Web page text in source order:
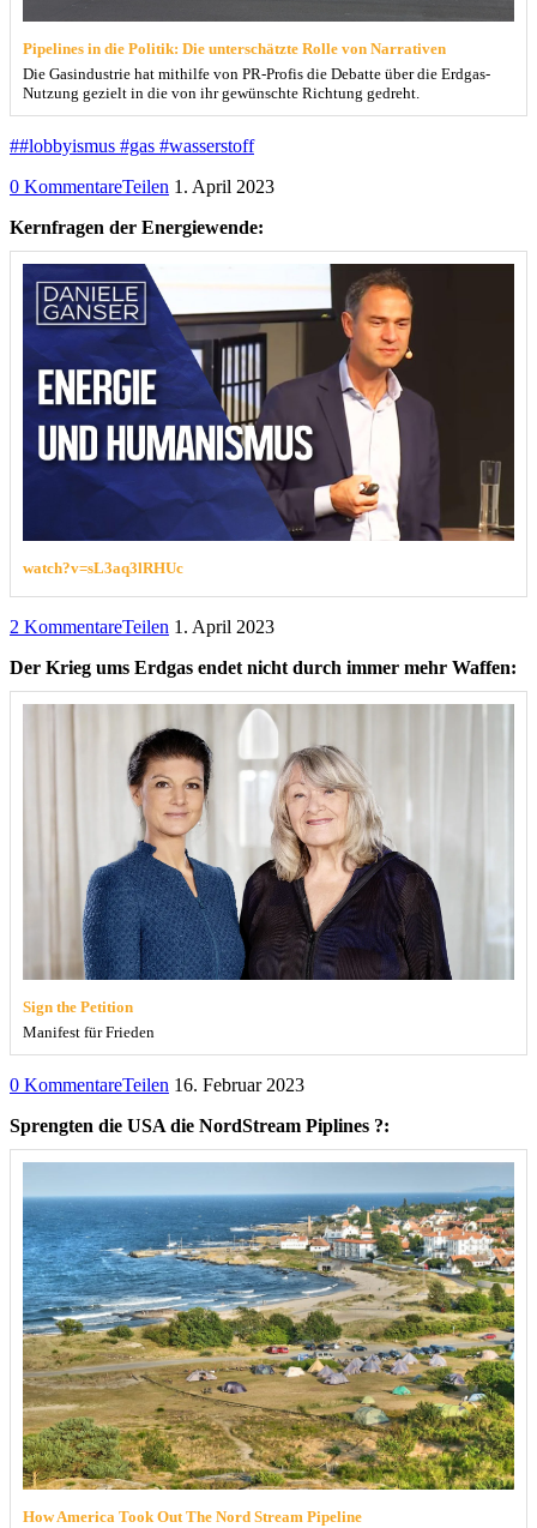
Pipelines in die Politik: Die unterschätzte Rolle von Narrativen
Die Gasindustrie hat mithilfe von PR-Profis die Debatte über die Erdgas-
Nutzung gezielt in die von ihr gewünschte Richtung gedreht.
##lobbyismus #gas #wasserstoff
0 KommentareTeilen 1. April 2023
Kernfragen der Energiewende:
watch?v=sL3aq3lRHUc
2 KommentareTeilen 1. April 2023
Der Krieg ums Erdgas endet nicht durch immer mehr Waffen:
Sign the Petition
Manifest für Frieden
0 KommentareTeilen 16. Februar 2023
Sprengten die USA die NordStream Piplines ?:
How America Took Out The Nord Stream Pipeline